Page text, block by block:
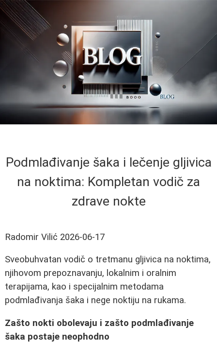
Podmlađivanje šaka i lečenje gljivica
na noktima: Kompletan vodič za
zdrave nokte
Radomir Vilić 2026-06-17
Sveobuhvatan vodič o tretmanu gljivica na noktima,
njihovom prepoznavanju, lokalnim i oralnim
terapijama, kao i specijalnim metodama
podmlađivanja šaka i nege noktiju na rukama.
Zašto nokti obolevaju i zašto podmlađivanje
šaka postaje neophodno